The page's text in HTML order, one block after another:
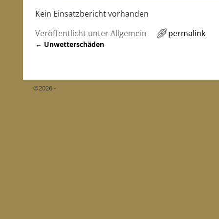
Kein Einsatzbericht vorhanden
Veröffentlicht unterAllgemein permalink
← Unwetterschäden
©2026 -